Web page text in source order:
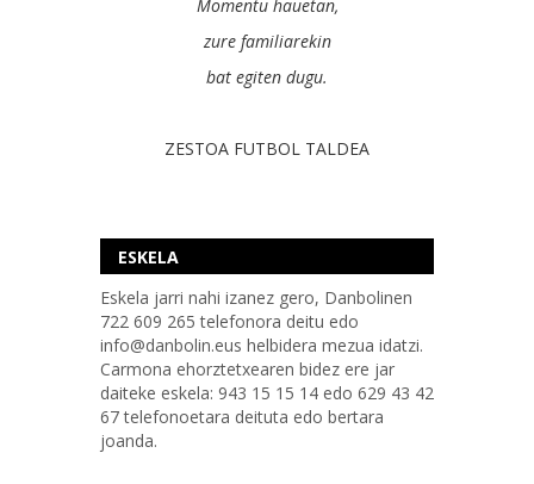
Momentu hauetan,
zure familiarekin
bat egiten dugu.
ZESTOA FUTBOL TALDEA
ESKELA
Eskela jarri nahi izanez gero, Danbolinen
722 609 265 telefonora deitu edo
info@danbolin.eus helbidera mezua idatzi.
Carmona ehorztetxearen bidez ere jar
daiteke eskela: 943 15 15 14 edo 629 43 42
67 telefonoetara deituta edo bertara
joanda.